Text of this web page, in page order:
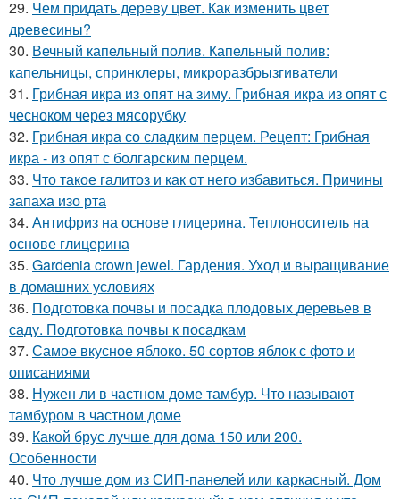
29. Чем придать дереву цвет. Как изменить цвет
древесины?
30. Вечный капельный полив. Капельный полив:
капельницы, спринклеры, микроразбрызгиватели
31. Грибная икра из опят на зиму. Грибная икра из опят с
чесноком через мясорубку
32. Грибная икра со сладким перцем. Рецепт: Грибная
икра - из опят с болгарским перцем.
33. Что такое галитоз и как от него избавиться. Причины
запаха изо рта
34. Антифриз на основе глицерина. Теплоноситель на
основе глицерина
35. Gardenia crown jewel. Гардения. Уход и выращивание
в домашних условиях
36. Подготовка почвы и посадка плодовых деревьев в
саду. Подготовка почвы к посадкам
37. Самое вкусное яблоко. 50 сортов яблок с фото и
описаниями
38. Нужен ли в частном доме тамбур. Что называют
тамбуром в частном доме
39. Какой брус лучше для дома 150 или 200.
Особенности
40. Что лучше дом из СИП-панелей или каркасный. Дом